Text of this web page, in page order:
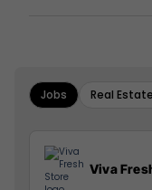
Jobs Real Estate
Viva